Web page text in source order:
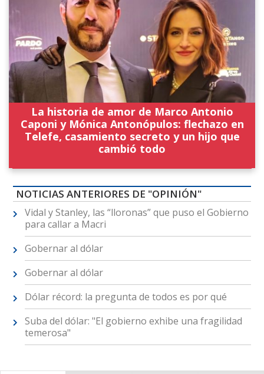
La historia de amor de Marco Antonio
Caponi y Mónica Antonópulos: flechazo en
Telefe, casamiento secreto y un hijo que
cambió todo
NOTICIAS ANTERIORES DE "OPINIÓN"
Vidal y Stanley, las “lloronas” que puso el Gobierno
para callar a Macri
Gobernar al dólar
Gobernar al dólar
Dólar récord: la pregunta de todos es por qué
Suba del dólar: "El gobierno exhibe una fragilidad
temerosa"